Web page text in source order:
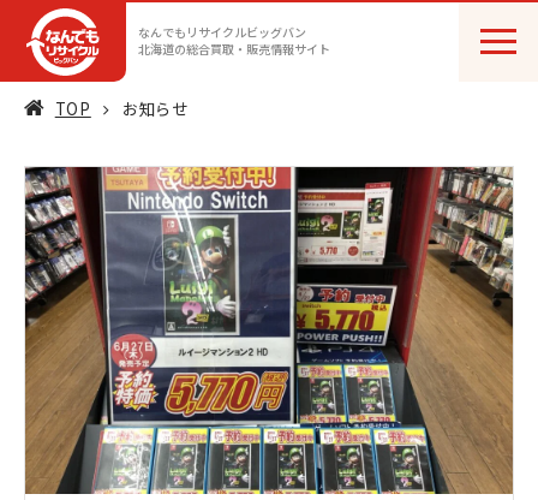
なんでもリサイクルビッグバン
北海道の総合買取・販売情報サイト
TOP お知らせ